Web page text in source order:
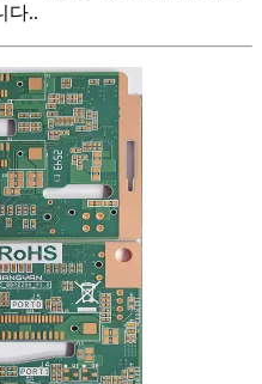
다..